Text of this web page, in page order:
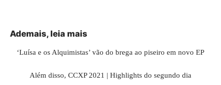
Ademais, leia mais
‘Luísa e os Alquimistas’ vão do brega ao piseiro em novo EP
Além disso, CCXP 2021 | Highlights do segundo dia